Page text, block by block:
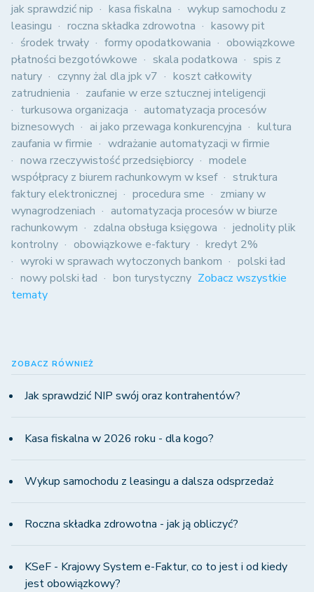
jak sprawdzić nip kasa fiskalna
wykup samochodu z
leasingu
roczna składka zdrowotna
kasowy pit
środek trwały
formy opodatkowania
obowiązkowe
płatności bezgotówkowe
skala podatkowa
spis z
natury
czynny żal dla jpk v7
koszt całkowity
zatrudnienia
zaufanie w erze sztucznej inteligencji
turkusowa organizacja
automatyzacja procesów
biznesowych
ai jako przewaga konkurencyjna
kultura
zaufania w firmie
wdrażanie automatyzacji w firmie
nowa rzeczywistość przedsiębiorcy
modele
współpracy z biurem rachunkowym w ksef
struktura
faktury elektronicznej
procedura sme
zmiany w
wynagrodzeniach
automatyzacja procesów w biurze
rachunkowym
zdalna obsługa księgowa
jednolity plik
kontrolny
obowiązkowe e-faktury
kredyt 2%
wyroki w sprawach wytoczonych bankom
polski ład
nowy polski ład
bon turystyczny Zobacz wszystkie
tematy
ZOBACZ RÓWNIEŻ
Jak sprawdzić NIP swój oraz kontrahentów?
Kasa fiskalna w 2026 roku - dla kogo?
Wykup samochodu z leasingu a dalsza odsprzedaż
Roczna składka zdrowotna - jak ją obliczyć?
KSeF - Krajowy System e-Faktur, co to jest i od kiedy
jest obowiązkowy?